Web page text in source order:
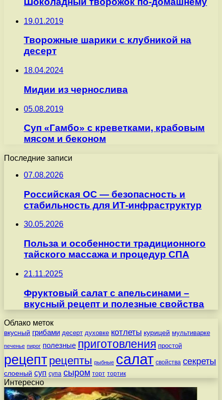
19.01.2019
Творожные шарики с клубникой на
десерт
18.04.2024
Мидии из чернослива
05.08.2019
Суп «Гамбо» с креветками, крабовым
мясом и беконом
Последние записи
07.08.2026
Российская ОС — безопасность и
стабильность для ИТ-инфраструктур
30.05.2026
Польза и особенности традиционного
тайского массажа и процедур СПА
21.11.2025
Фруктовый салат с апельсинами –
вкусный рецепт и полезные свойства
Облако меток
вкусный грибами десерт духовке котлеты курицей мультиварке
печенье пирог полезные приготовления простой
рецепт рецепты рыбные салат свойства секреты
слоеный суп супа сыром торт тортик
Интересно